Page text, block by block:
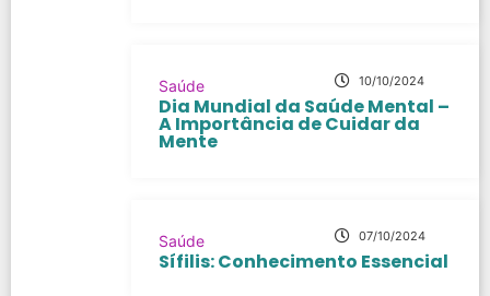
Saúde 10/10/2024
Dia Mundial da Saúde Mental –
A Importância de Cuidar da
Mente
Saúde 07/10/2024
Sífilis: Conhecimento Essencial